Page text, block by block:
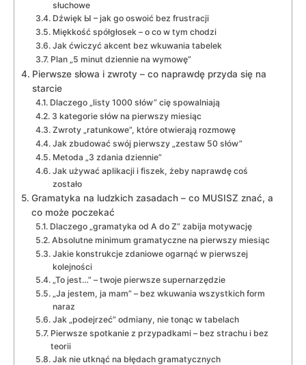
słuchowe
Dźwięk Ы – jak go oswoić bez frustracji
Miękkość spółgłosek – o co w tym chodzi
Jak ćwiczyć akcent bez wkuwania tabelek
Plan „5 minut dziennie na wymowę”
Pierwsze słowa i zwroty – co naprawdę przyda się na
starcie
Dlaczego „listy 1000 słów” cię spowalniają
3 kategorie słów na pierwszy miesiąc
Zwroty „ratunkowe”, które otwierają rozmowę
Jak zbudować swój pierwszy „zestaw 50 słów”
Metoda „3 zdania dziennie”
Jak używać aplikacji i fiszek, żeby naprawdę coś
zostało
Gramatyka na ludzkich zasadach – co MUSISZ znać, a
co może poczekać
Dlaczego „gramatyka od A do Z” zabija motywację
Absolutne minimum gramatyczne na pierwszy miesiąc
Jakie konstrukcje zdaniowe ogarnąć w pierwszej
kolejności
„To jest…” – twoje pierwsze supernarzędzie
„Ja jestem, ja mam” – bez wkuwania wszystkich form
naraz
Jak „podejrzeć” odmiany, nie tonąc w tabelach
Pierwsze spotkanie z przypadkami – bez strachu i bez
teorii
Jak nie utknąć na błędach gramatycznych